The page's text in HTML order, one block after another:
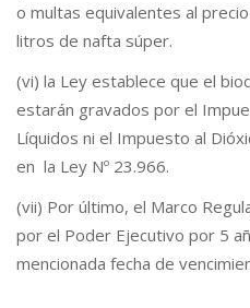
o multas equivalentes al
litros de nafta súper.
(vi) la Ley establece que el
estarán gravados por el
Líquidos ni el Impuesto al
en la Ley Nº 23.966.
(vii) Por último, el Marco
por el Poder Ejecutivo por 5
mencionada fecha de